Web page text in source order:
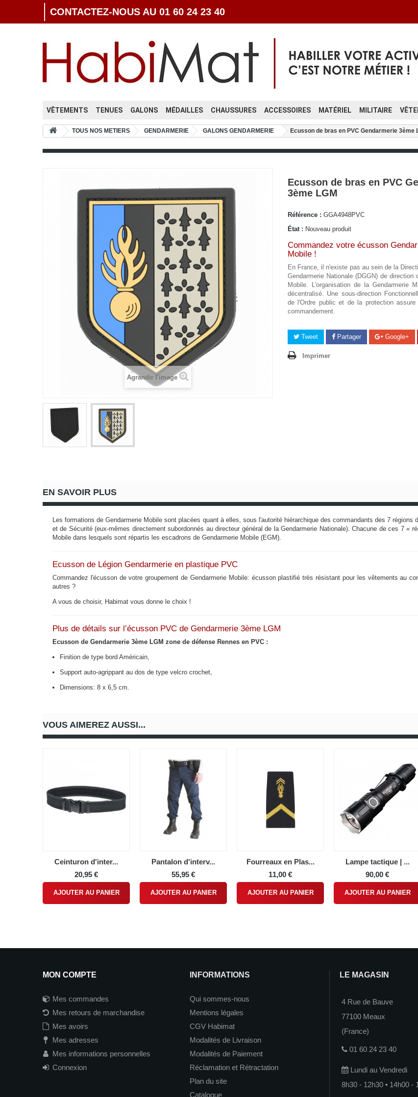
CONTACTEZ-NOUS AU 01 60 24 23 40
VÊTEMENTS TENUES GALONS MÉDAILLES CHAUSSURES ACCESSOIRES MATÉRIEL MILITAIRE
TOUS NOS METIERS GENDARMERIE GALONS GENDARMERIE Ecusson de bras en PVC Gendarmerie 3ème
Agrandir l'image
Ecusson de bras en PVC
3ème LGM
Référence : GGA4948PVC
État : Nouveau produit
Commandez votre écusson
Mobile !
En France, il n'existe pas au sein de la
Gendarmerie Nationale (DGGN) de direction
Mobile. L'organisation de la Gendarmerie
décentralisé. Une sous-direction
de l'Ordre public et de la protection
commandement.
Tweet Partager Google+
Imprimer
EN SAVOIR PLUS
Les formations de Gendarmerie Mobile sont placées quant à elles, sous l'autorité hiérarchique des commandants des 7
et de Sécurité (eux-mêmes directement subordonnés au directeur général de la Gendarmerie Nationale). Chacune de ces 7 «
Mobile dans lesquels sont répartis les escadrons de Gendarmerie Mobile (EGM).
Ecusson de Légion Gendarmerie en plastique PVC
Commandez l'écusson de votre groupement de Gendarmerie Mobile: écusson plastifié très résistant pour les vêtements au
autres ?
A vous de choisir, Habimat vous donne le choix !
Plus de détails sur l’écusson PVC de Gendarmerie 3ème LGM
Ecusson de Gendarmerie 3ème LGM zone de défense Rennes en PVC :
Finition de type bord Américain,
Support auto-agrippant au dos de type velcro crochet,
Dimensions: 8 x 6,5 cm.
VOUS AIMEREZ AUSSI...
Ceinturon d'inter...
20,95 €
AJOUTER AU PANIER
Pantalon d'interv...
55,95 €
AJOUTER AU PANIER
Fourreaux en Plas...
11,00 €
AJOUTER AU PANIER
Lampe tactique | ...
90,00 €
AJOUTER AU PANIER
MON COMPTE
Mes commandes
Mes retours de marchandise
Mes avoirs
Mes adresses
Mes informations personnelles
Connexion
INFORMATIONS
Qui sommes-nous
Mentions légales
CGV Habimat
Modalités de Livraison
Modalités de Paiement
Réclamation et Rétractation
Plan du site
Catalogue
LE MAGASIN
4 Rue de Bauve
77100 Meaux
(France)
01 60 24 23 40
Lundi au Vendredi
8h30 - 12h30 • 14h00 -